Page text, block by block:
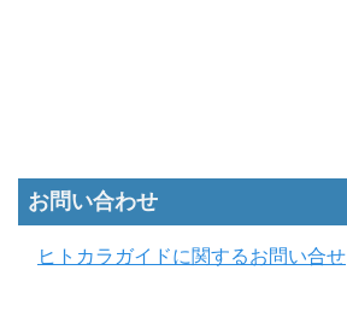
お問い合わせ
ヒトカラガイドに関するお問い合せ